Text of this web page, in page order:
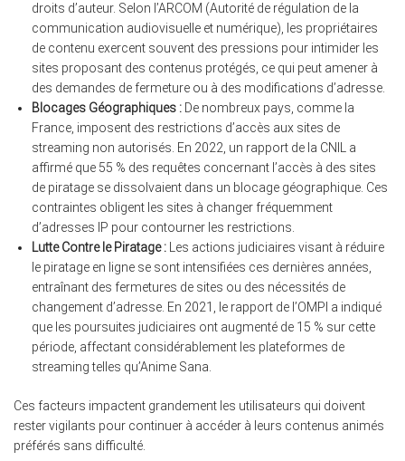
droits d’auteur. Selon l’ARCOM (Autorité de régulation de la
communication audiovisuelle et numérique), les propriétaires
de contenu exercent souvent des pressions pour intimider les
sites proposant des contenus protégés, ce qui peut amener à
des demandes de fermeture ou à des modifications d’adresse.
Blocages Géographiques : De nombreux pays, comme la
France, imposent des restrictions d’accès aux sites de
streaming non autorisés. En 2022, un rapport de la CNIL a
affirmé que 55 % des requêtes concernant l’accès à des sites
de piratage se dissolvaient dans un blocage géographique. Ces
contraintes obligent les sites à changer fréquemment
d’adresses IP pour contourner les restrictions.
Lutte Contre le Piratage : Les actions judiciaires visant à réduire
le piratage en ligne se sont intensifiées ces dernières années,
entraînant des fermetures de sites ou des nécessités de
changement d’adresse. En 2021, le rapport de l’OMPI a indiqué
que les poursuites judiciaires ont augmenté de 15 % sur cette
période, affectant considérablement les plateformes de
streaming telles qu’Anime Sana.
Ces facteurs impactent grandement les utilisateurs qui doivent
rester vigilants pour continuer à accéder à leurs contenus animés
préférés sans difficulté.